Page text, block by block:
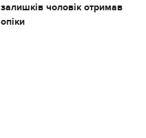
залишків чоловік отримав
опіки